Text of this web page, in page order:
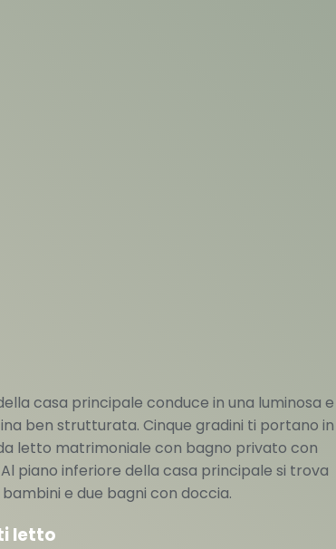
casa principale conduce in una luminosa e
ben strutturata. Cinque gradini ti portano in
letto matrimoniale con bagno privato con
piano inferiore della casa principale si trova
e due bagni con doccia.
letto